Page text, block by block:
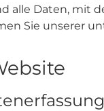
alle Daten, mit
Sie unserer